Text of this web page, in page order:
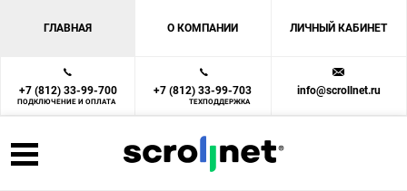
ГЛАВНАЯ О КОМПАНИИ ЛИЧНЫЙ КАБИНЕТ
+7 (812) 33-99-700
ПОДКЛЮЧЕНИЕ И ОПЛАТА
+7 (812) 33-99-703
ТЕХПОДДЕРЖКА
info@scrollnet.ru